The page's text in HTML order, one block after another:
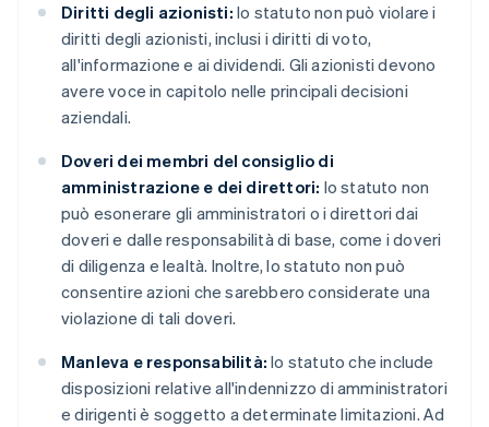
Diritti degli azionisti: lo statuto non può violare i
diritti degli azionisti, inclusi i diritti di voto,
all'informazione e ai dividendi. Gli azionisti devono
avere voce in capitolo nelle principali decisioni
aziendali.
Doveri dei membri del consiglio di
amministrazione e dei direttori: lo statuto non
può esonerare gli amministratori o i direttori dai
doveri e dalle responsabilità di base, come i doveri
di diligenza e lealtà. Inoltre, lo statuto non può
consentire azioni che sarebbero considerate una
violazione di tali doveri.
Manleva e responsabilità: lo statuto che include
disposizioni relative all'indennizzo di amministratori
e dirigenti è soggetto a determinate limitazioni. Ad